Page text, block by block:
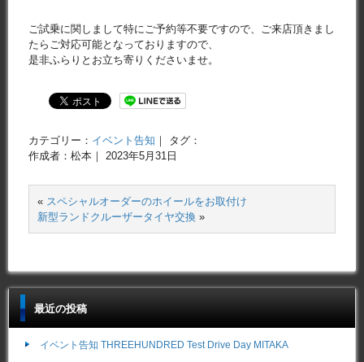
ご試乗に関しまして特にご予約等不要ですので、ご来店頂きまし
たらご対応可能となっておりますので、
是非ふらりとお立ち寄りくださいませ。
カテゴリー： イベント告知 ｜ タグ：
作成者：松本｜ 2023年5月31日
« スペシャルオーダーのホイールをお取付け
新型ランドクルーザータイヤ交換 »
最近の投稿
イベント告知 THREEHUNDRED Test Drive Day MITAKA